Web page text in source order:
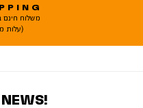
משלוח חינם
(עלות